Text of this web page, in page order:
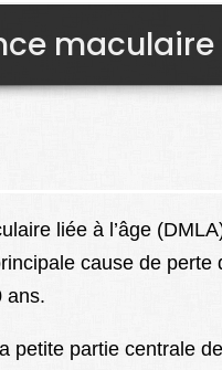
maculaire
liée à l’âge
cause de
ans.
petite partie centrale